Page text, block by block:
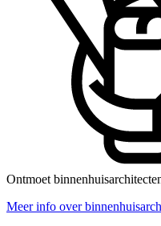
Ontmoet
Meer info over